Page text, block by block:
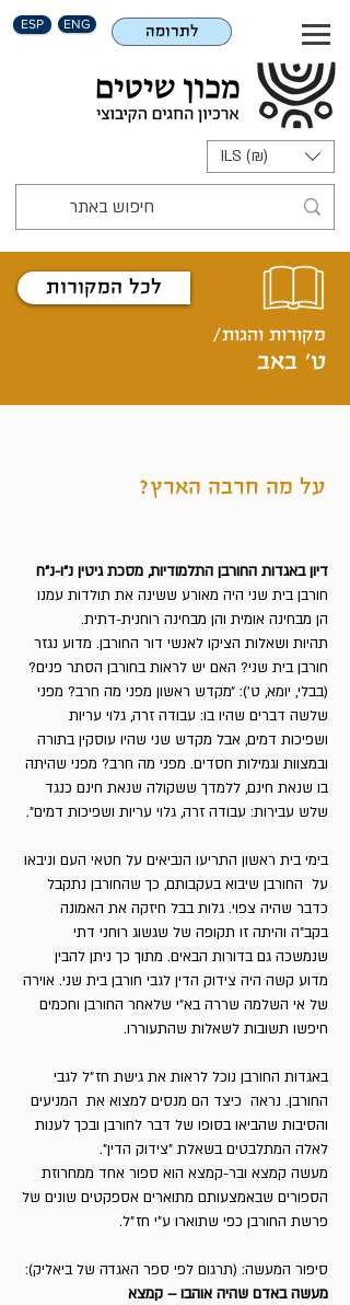
ESP ENG לתרומה
ILS (₪)
לכל המקורות
מקורות והגות/
ט' באב
על מה חרבה הארץ?
דיון באגדות החורבן התלמודיות, מסכת גיטין נ"ו-נ"ח
חורבן בית שני היה מאורע ששינה את תולדות עמנו
הן מבחינה אומית והן מבחינה רוחנית-דתית.
תהיות ושאלות הציקו לאנשי דור החורבן. מדוע נגזר
חורבן בית שני? האם יש לראות בחורבן הסתר פנים?
(בבלי, יומא, ט'): ״מקדש ראשון מפני מה חרב? מפני
שלשה דברים שהיו בו: עבודה זרה, גלוי עריות
ושפיכות דמים, אבל מקדש שני שהיו עוסקין בתורה
ובמצוות וגמילות חסדים. מפני מה חרב? מפני שהיתה
בו שנאת חינם, ללמדך ששקולה שנאת חינם כנגד
שלש עבירות: עבודה זרה, גלוי עריות ושפיכות דמים".
בימי בית ראשון התריעו הנביאים על חטאי העם וניבאו
על החורבן שיבוא בעקבותם, כך שהחורבן נתקבל
כדבר שהיה צפוי. גלות בבל חיזקה את האמונה
בקב״ה והיתה זו תקופה של שגשוג רוחני דתי
שנמש­כה גם בדורות הבאים. מתוך כך ניתן להבין
מדוע קשה היה צידוק הדין לגבי חורבן בית שני. אוירה
של אי השלמה שררה בא״י שלאחר החורבן וחכמים
חיפשו תשובות לשאלות שהתעוררו.
באגדות החורבן נוכל לראות את גישת חז״ל לגבי
החורבן. נראה כיצד הם מנסים למצוא את המניעים
והסיבות שהביאו בסופו של דבר לחורבן ובכך לענות
לאלה המתלבטים בשאלת "צידוק הדין״.
מעשה קמצא ובר-קמצא הוא ספור אחד ממחרוזת
הספורים שבאמצעותם מתוארים אספקטים שונים של
פרשת החורבן כפי שתוארו ע״י חז״ל.
סיפור המעשה: (תרגום לפי ספר האגדה של ביאליק):
מעשה באדם שהיה אוהבו – קמצא